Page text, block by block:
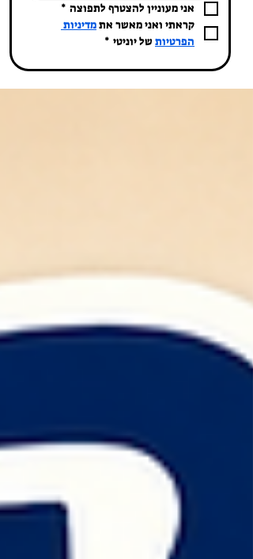
אני מעוניין להצטרף לתפוצה *
קראתי ואני מאשר את
הפרטיות של יוניטי *